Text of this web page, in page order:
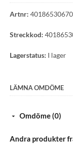
utbud av stängsel
www.kerbl.com
Artnr:
Streckkod:
Lagerstatus: I lager
LÄMNA OMDÖME
Omdöme (0)
Andra produkter